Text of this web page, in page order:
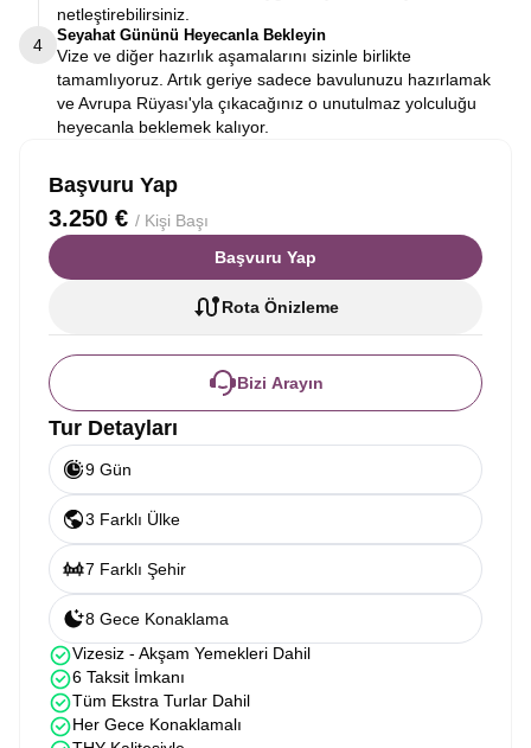
netleştirebilirsiniz.
4
Seyahat Gününü Heyecanla Bekleyin
Vize ve diğer hazırlık aşamalarını sizinle birlikte
tamamlıyoruz. Artık geriye sadece bavulunuzu hazırlamak
ve Avrupa Rüyası'yla çıkacağınız o unutulmaz yolculuğu
heyecanla beklemek kalıyor.
Başvuru Yap
3.250 € / Kişi Başı
Başvuru Yap
Rota Önizleme
Bizi Arayın
Tur Detayları
9 Gün
3 Farklı Ülke
7 Farklı Şehir
8 Gece Konaklama
Vizesiz - Akşam Yemekleri Dahil
6 Taksit İmkanı
Tüm Ekstra Turlar Dahil
Her Gece Konaklamalı